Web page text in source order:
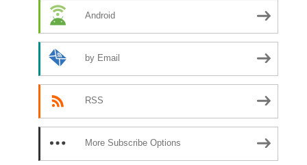
Android
by Email
RSS
More Subscribe Options